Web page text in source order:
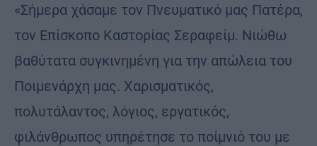
«Σήμερα χάσαμε τον Πνευματικό μας Πατέρα,
τον Επίσκοπο Καστορίας Σεραφείμ. Νιώθω
βαθύτατα συγκινημένη για την απώλεια του
Ποιμενάρχη μας. Χαρισματικός,
πολυτάλαντος, λόγιος, εργατικός,
φιλάνθρωπος υπηρέτησε το ποίμνιό του με